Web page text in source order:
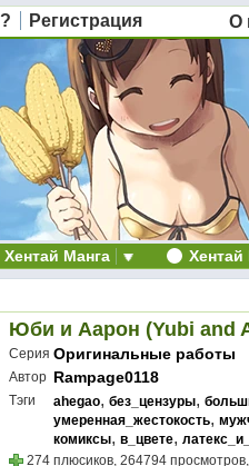
? Регистрация О
Хентай Манга
Юби и Аарон (Yubi and
Серия Оригинальные работы
Автор Rampage0118
Тэги ahegao, без_цензуры,
умеренная_жестокость,
комиксы, в_цвете,
274 плюсиков, 264794